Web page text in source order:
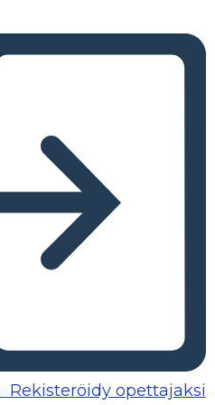
Rekisteröidy opettajaksi